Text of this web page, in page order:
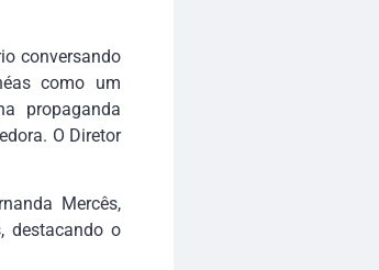
conversando
como um
propaganda
O Diretor
Mercês,
destacando o